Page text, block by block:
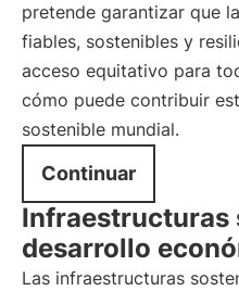
pretende garantizar que
fiables, sostenibles y
acceso equitativo para
cómo puede contribuir
sostenible mundial.
Continuar
Infraestructuras
desarrollo
Las infraestructuras